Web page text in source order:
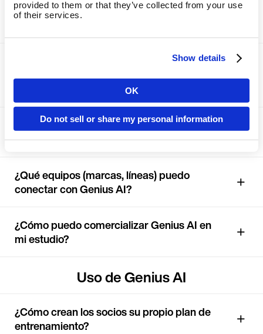
provided to them or that they’ve collected from your use
of their services.
Show details
OK
Do not sell or share my personal information
¿Qué máquinas de fuerza son las
¿Genius AI también funciona con las
máquinas de fuerza EGYM en Modo
¿Cómo reconoce Genius AI los equipos
de mi club?
¿Qué equipos (marcas, líneas) puedo
conectar con Genius AI?
¿Cómo puedo comercializar Genius AI en
mi estudio?
Uso de Genius AI
¿Cómo crean los socios su propio plan de
entrenamiento?
País
Idioma